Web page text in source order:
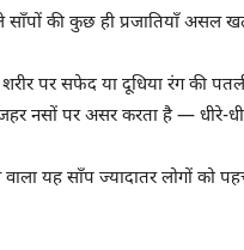
की कुछ ही प्रजातियाँ असल
पर सफेद या दूधिया रंग की
नसों पर असर करता है — धीरे-
यह साँप ज्यादातर लोगों को